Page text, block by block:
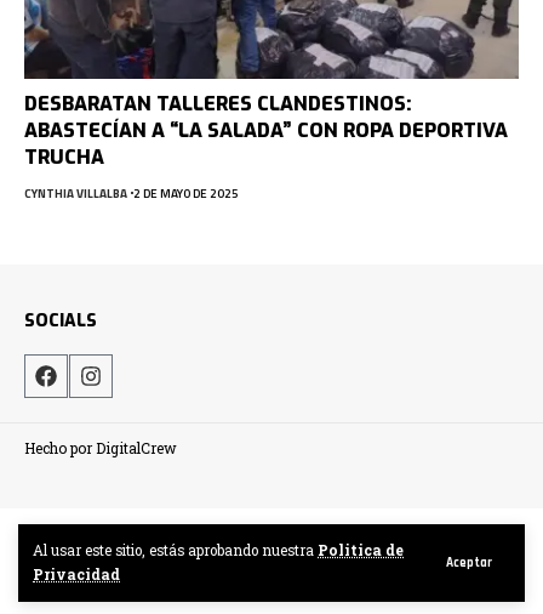
Al usar este sitio, estás aprobando nuestra Politica de
Privacidad
Aceptar
DESBARATAN TALLERES CLANDESTINOS:
ABASTECÍAN A “LA SALADA” CON ROPA DEPORTIVA
TRUCHA
CYNTHIA VILLALBA 2 DE MAYO DE 2025
SOCIALS
Hecho por DigitalCrew